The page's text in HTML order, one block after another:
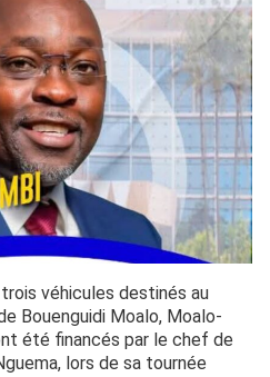
véhicules destinés au
Bouenguidi Moalo, Moalo-
été financés par le chef de
lors de sa tournée